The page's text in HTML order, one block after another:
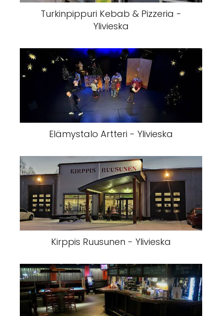
Turkinpippuri Kebab & Pizzeria -
Ylivieska
Elämystalo Artteri - Ylivieska
Kirppis Ruusunen - Ylivieska